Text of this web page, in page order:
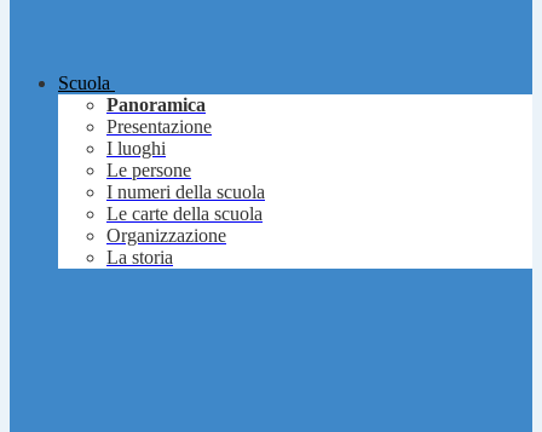
Scuola
Panoramica
Presentazione
I luoghi
Le persone
I numeri della scuola
Le carte della scuola
Organizzazione
La storia